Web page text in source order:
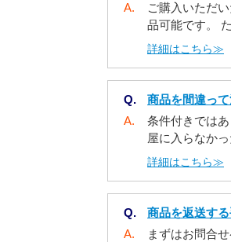
A.
ご購入いただ
品可能です。
詳細はこちら≫
Q.
商品を間違っ
A.
条件付きでは
屋に入らなか
詳細はこちら≫
Q.
商品を返送す
A.
まずはお問合